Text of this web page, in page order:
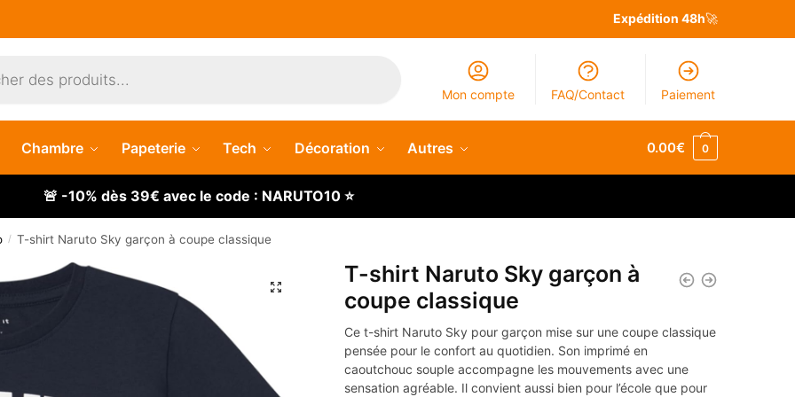
Expédition 48h🚀
Mon compte FAQ/Contact Paiement
Chambre Papeterie Tech Décoration Autres 0.00€ 0
🚨 -10% dès 39€ avec le code : NARUTO10 ⭐
/ T-shirt Naruto Sky garçon à coupe classique
🔍
T-shirt Naruto Sky garçon à
coupe classique
Ce t-shirt Naruto Sky pour garçon mise sur une coupe classique
pensée pour le confort au quotidien. Son imprimé en
caoutchouc souple accompagne les mouvements avec une
sensation agréable. Il convient aussi bien pour l’école que pour